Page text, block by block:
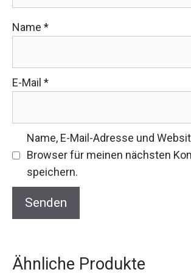
Name *
E-Mail *
Name, E-Mail-Adresse und
Browser für meinen nächsten
speichern.
Ähnliche Produkte